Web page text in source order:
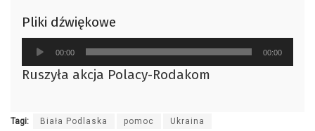
Pliki dźwiękowe
Odtwarzacz
plików
dźwiękowych
00:00 00:00
Ruszyła akcja Polacy-Rodakom
Tagi: Biała Podlaska pomoc Ukraina